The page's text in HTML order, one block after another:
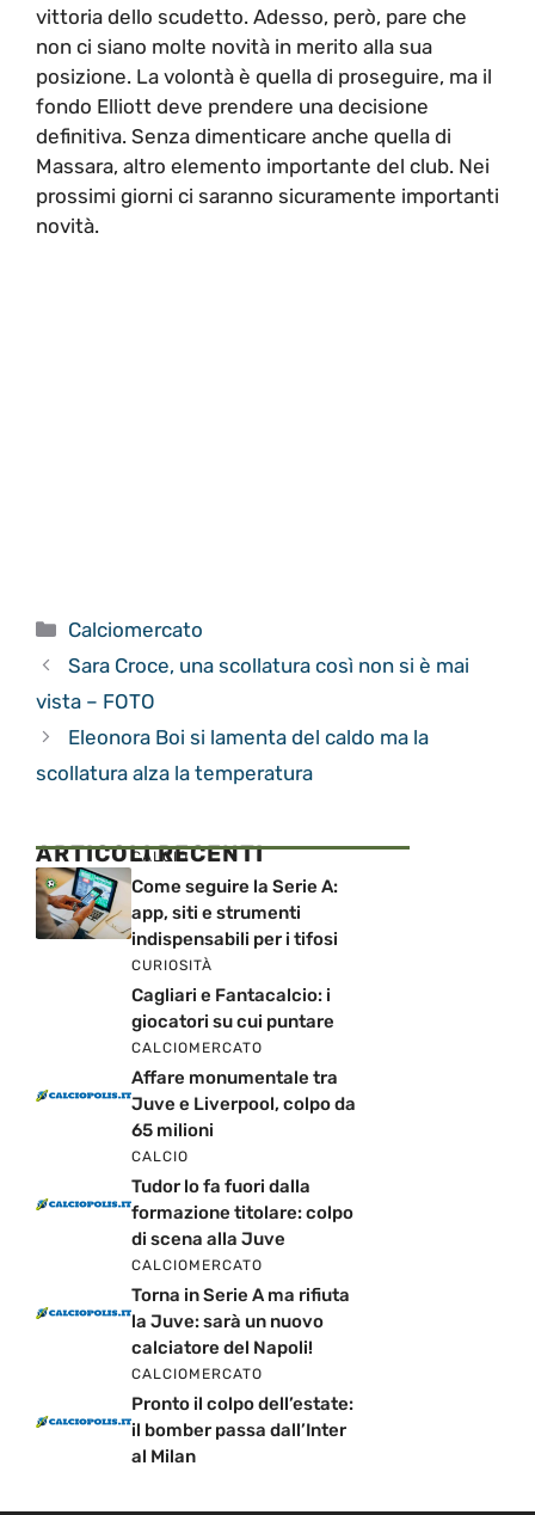
vittoria dello scudetto. Adesso, però, pare che
non ci siano molte novità in merito alla sua
posizione. La volontà è quella di proseguire, ma il
fondo Elliott deve prendere una decisione
definitiva. Senza dimenticare anche quella di
Massara, altro elemento importante del club. Nei
prossimi giorni ci saranno sicuramente importanti
novità.
Categorie
Calciomercato
Sara Croce, una scollatura così non si è mai
vista – FOTO
Eleonora Boi si lamenta del caldo ma la
scollatura alza la temperatura
ARTICOLI RECENTI
CALCIO
Come seguire la Serie A:
app, siti e strumenti
indispensabili per i tifosi
CURIOSITÀ
Cagliari e Fantacalcio: i
giocatori su cui puntare
CALCIOMERCATO
Affare monumentale tra
Juve e Liverpool, colpo da
65 milioni
CALCIO
Tudor lo fa fuori dalla
formazione titolare: colpo
di scena alla Juve
CALCIOMERCATO
Torna in Serie A ma rifiuta
la Juve: sarà un nuovo
calciatore del Napoli!
CALCIOMERCATO
Pronto il colpo dell’estate:
il bomber passa dall’Inter
al Milan